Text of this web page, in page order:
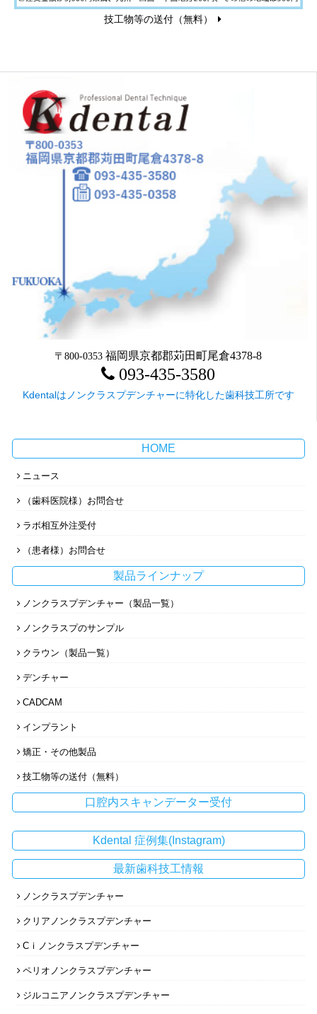
技工物等の送付（無料）
〒800-0353 福岡県京都郡苅田町尾倉4378-8
093-435-3580
Kdentalはノンクラスプデンチャーに特化した歯科技工所です
HOME
ニュース
（歯科医院様）お問合せ
ラボ相互外注受付
（患者様）お問合せ
製品ラインナップ
ノンクラスプデンチャー（製品一覧）
ノンクラスプのサンプル
クラウン（製品一覧）
デンチャー
CADCAM
インプラント
矯正・その他製品
技工物等の送付（無料）
口腔内スキャンデーター受付
Kdental 症例集(Instagram)
最新歯科技工情報
ノンクラスプデンチャー
クリアノンクラスプデンチャー
Cｉノンクラスプデンチャー
ペリオノンクラスプデンチャー
ジルコニアノンクラスプデンチャー